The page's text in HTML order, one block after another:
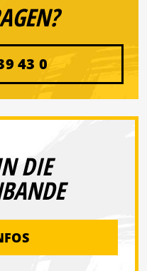
43 0
DIE